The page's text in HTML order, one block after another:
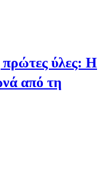
πρώτες ύλες: Η
από τη